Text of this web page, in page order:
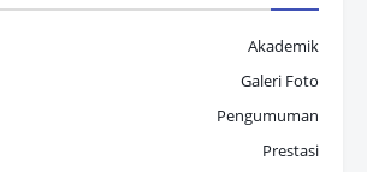
Akademik
Galeri Foto
Pengumuman
Prestasi